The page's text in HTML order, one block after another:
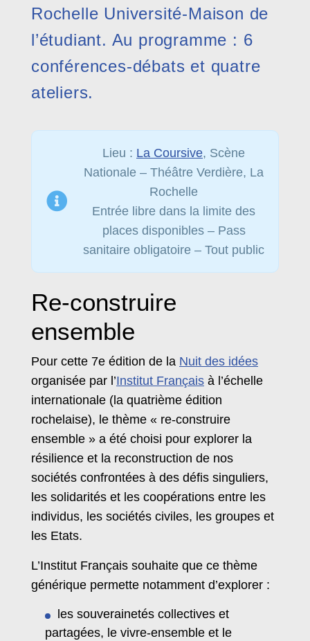
Rochelle Université-Maison de
l’étudiant. Au programme : 6
conférences-débats et quatre
ateliers.
Lieu : La Coursive, Scène
Nationale – Théâtre Verdière, La
Rochelle
Entrée libre dans la limite des
places disponibles – Pass
sanitaire obligatoire – Tout public
Re-construire
ensemble
Pour cette 7e édition de la Nuit des idées
organisée par l’Institut Français à l’échelle
internationale (la quatrième édition
rochelaise), le thème « re-construire
ensemble » a été choisi pour explorer la
résilience et la reconstruction de nos
sociétés confrontées à des défis singuliers,
les solidarités et les coopérations entre les
individus, les sociétés civiles, les groupes et
les Etats.
L’Institut Français souhaite que ce thème
générique permette notamment d’explorer :
les souverainetés collectives et
partagées, le vivre-ensemble et le